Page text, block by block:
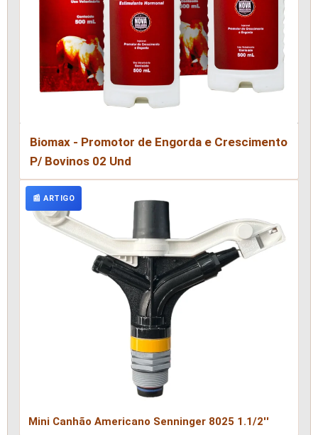
Biomax - Promotor de Engorda e Crescimento
P/ Bovinos 02 Und
📰 ARTIGO
Mini Canhão Americano Senninger 8025 1.1/2''